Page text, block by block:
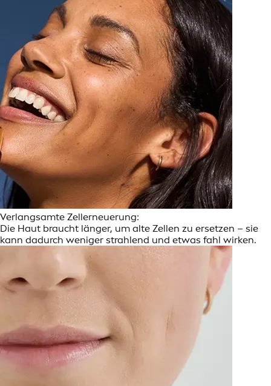
Verlangsamte Zellerneuerung:
Die Haut braucht länger, um alte Zellen zu ersetzen – sie
kann dadurch weniger strahlend und etwas fahl wirken.